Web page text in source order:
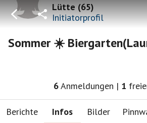
Lütte(65)
Initiatorprofil
Sommer ☀️
6Anmeldungen | 1
Berichte Infos Bilder